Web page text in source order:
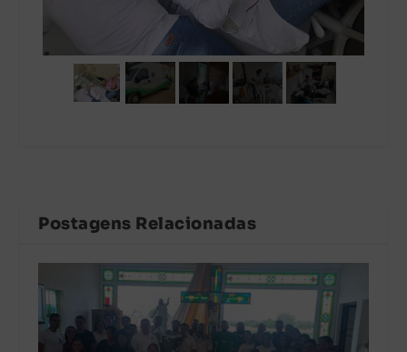
Postagens Relacionadas